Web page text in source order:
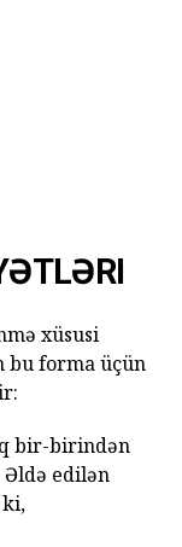
xüsusi
bu forma üçün
bir-birindən
Əldə edilən